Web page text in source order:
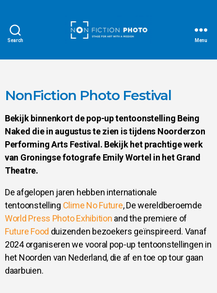
Search Menu
NonFiction Photo Festival
Bekijk binnenkort de pop-up tentoonstelling Being
Naked die in augustus te zien is tijdens Noorderzon
Performing Arts Festival. Bekijk het prachtige werk
van Groningse fotografe Emily Wortel in het Grand
Theatre.
De afgelopen jaren hebben internationale
tentoonstelling Clime No Future, De wereldberoemde
World Press Photo Exhibition and the premiere of
Future Food duizenden bezoekers geïnspireerd. Vanaf
2024 organiseren we vooral pop-up tentoonstellingen in
het Noorden van Nederland, die af en toe op tour gaan
daarbuien.